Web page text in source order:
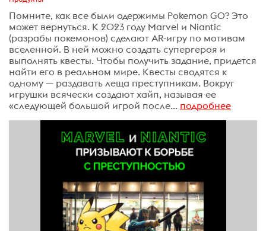
Помните, как все были одержимы Pokemon GO? Это
может вернуться. К 2023 году Marvel и Niantic
(разрабы покемонов) сделают AR-игру по мотивам
вселенной. В ней можно создать супергероя и
выполнять квесты. Чтобы получить задание, придется
найти его в реальном мире. Квесты сводятся к
одному — раздавать леща преступникам. Вокруг
игрушки всячески создают хайп, называя ее
«следующей большой игрой после... подробнее